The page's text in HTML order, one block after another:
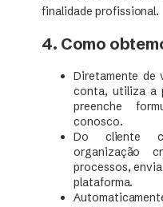
finalidade profissional.
4. Como
Diretamente de
conta, utiliza a
preenche
conosco.
Do cliente
organização
processos,
plataforma.